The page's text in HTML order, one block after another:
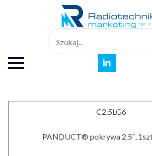
C2.5LG6
PANDUCT® pokrywa 2.5″,